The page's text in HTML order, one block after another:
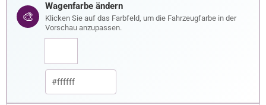
🎨
Wagenfarbe ändern
Klicken Sie auf das Farbfeld, um die Fahrzeugfarbe in der
Vorschau anzupassen.